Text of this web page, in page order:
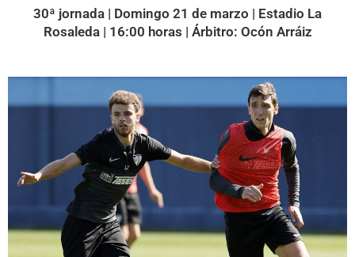
30ª jornada | Domingo 21 de marzo | Estadio La
Rosaleda | 16:00 horas | Árbitro: Ocón Arráiz